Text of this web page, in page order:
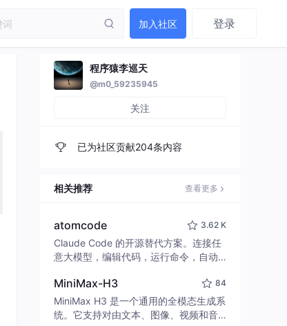
加入社区 登录
程序猿李巡天
@m0_59235945
关注
已为社区贡献204条内容
相关推荐 查看更多
atomcode 3.62 K
Claude Code 的开源替代方案。连接任
意大模型，编辑代码，运行命令，自动
致性能。 ｜ An open-source alternativ
e to Claude Code. Connect any LLM,
edit code, run commands, and verify
MiniMax-H3 84
MiniMax H3 是一个通用的全模态生成系
统。它支持对由文本、图像、视频和音